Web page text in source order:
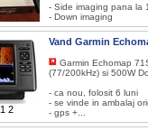
- Side imaging pana la
- Down imaging
1 2
Vand Garmin
Garmin Echomap
(77/200kHz) si 500W
- ca nou, folosit 6 luni
- se vinde in ambalaj
- gps +...